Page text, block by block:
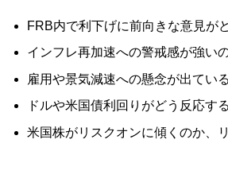
FRB内で利下げに前向きな意見が
インフレ再加速への警戒感が強い
雇用や景気減速への懸念が出てい
ドルや米国債利回りがどう反応す
米国株がリスクオンに傾くのか、